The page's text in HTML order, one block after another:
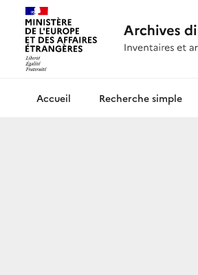
Archives diplomatiquesRecherche simple